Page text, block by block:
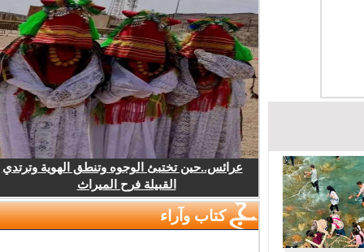
عرائس..حين تختبئ الوجوه وتنطق الهوية وترتدي
القبيلة فرح الميراث
كتاب وآراء